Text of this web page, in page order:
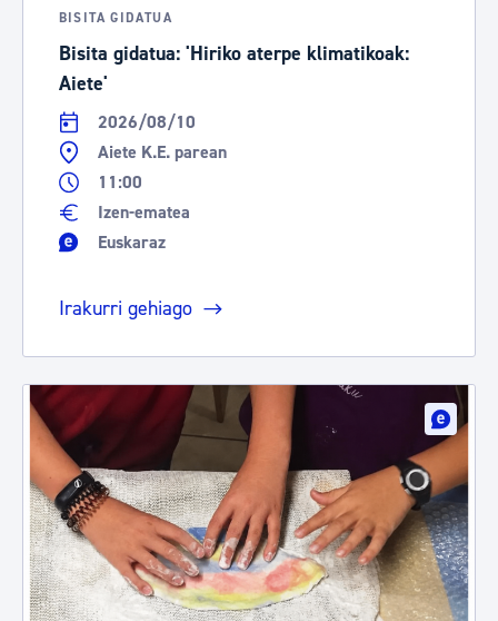
BISITA GIDATUA
Bisita gidatua: 'Hiriko aterpe klimatikoak:
Aiete'
2026/08/10
Aiete K.E. parean
11:00
Izen-ematea
Euskaraz
Irakurri gehiago